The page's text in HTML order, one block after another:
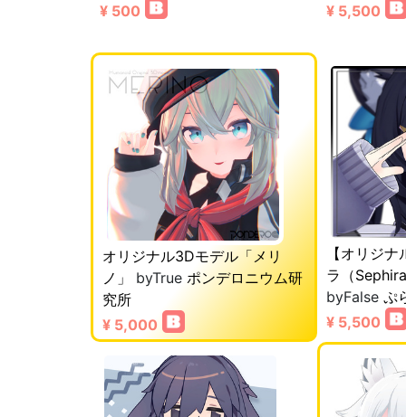
¥ 500
¥ 5,500
オリジナル3Dモデル「メリ
ノ」
byTrue ポンデロニウム研
究所
¥ 5,000
【オリジ
ラ（
byFalse ぷ
¥ 5,500